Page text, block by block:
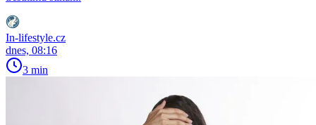
In-lifestyle.cz
dnes, 08:16
3 min